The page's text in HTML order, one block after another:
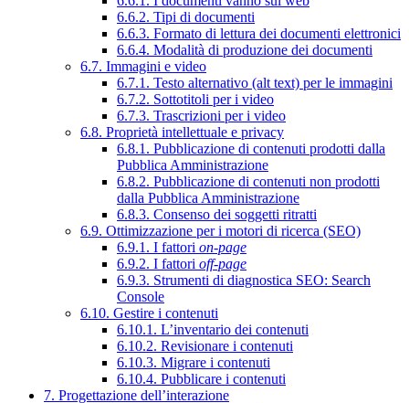
6.6.2. Tipi di documenti
6.6.3. Formato di lettura dei documenti elettronici
6.6.4. Modalità di produzione dei documenti
6.7. Immagini e video
6.7.1. Testo alternativo (alt text) per le immagini
6.7.2. Sottotitoli per i video
6.7.3. Trascrizioni per i video
6.8. Proprietà intellettuale e privacy
6.8.1. Pubblicazione di contenuti prodotti dalla
Pubblica Amministrazione
6.8.2. Pubblicazione di contenuti non prodotti
dalla Pubblica Amministrazione
6.8.3. Consenso dei soggetti ritratti
6.9. Ottimizzazione per i motori di ricerca (SEO)
6.9.1. I fattori on-page
6.9.2. I fattori off-page
6.9.3. Strumenti di diagnostica SEO: Search
Console
6.10. Gestire i contenuti
6.10.1. L’inventario dei contenuti
6.10.2. Revisionare i contenuti
6.10.3. Migrare i contenuti
6.10.4. Pubblicare i contenuti
7. Progettazione dell’interazione